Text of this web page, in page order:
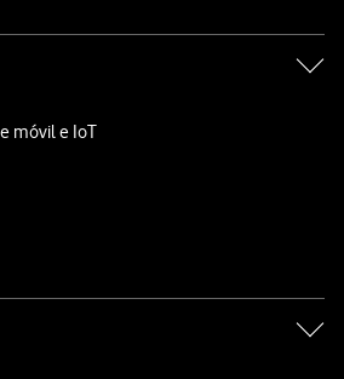
móvil e IoT